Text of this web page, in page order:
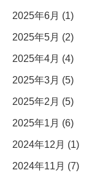
2025年6月 (1)
2025年5月 (2)
2025年4月 (4)
2025年3月 (5)
2025年2月 (5)
2025年1月 (6)
2024年12月 (1)
2024年11月 (7)